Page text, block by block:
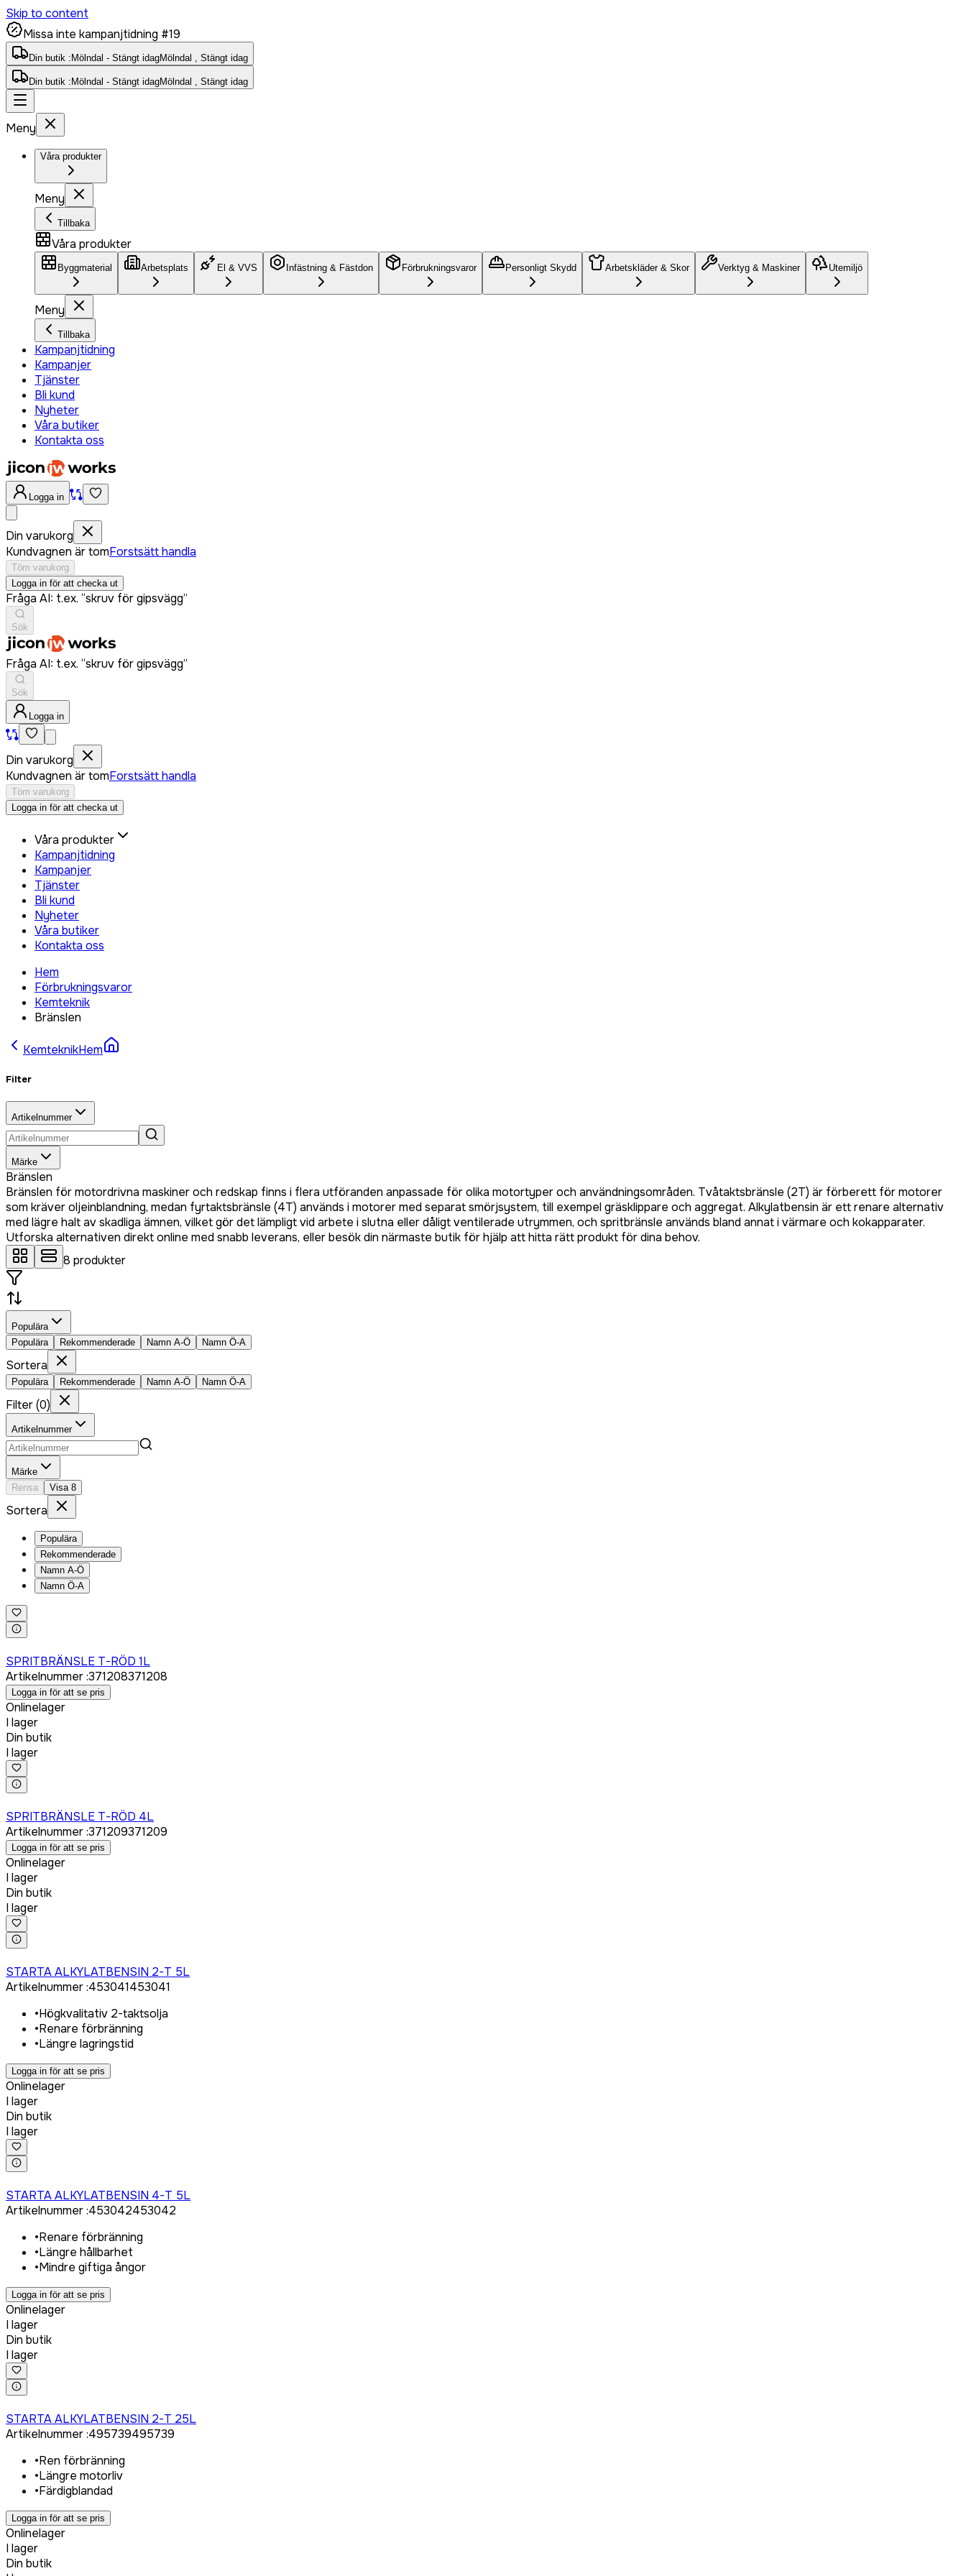
Skip to content
Missa inte kampanjtidning #19
Din butik : Mölndal - Stängt idagMölndal , Stängt idag
Din butik : Mölndal - Stängt idagMölndal , Stängt idag
Meny
Våra produkter
Meny
Tillbaka
Våra produkter
Byggmaterial Arbetsplats El & VVS Infästning & Fästdon Förbrukningsvaror Personligt Skydd Arbetskläder & Skor Verktyg & Maskiner Utemiljö
Meny
Tillbaka
Kampanjtidning
Kampanjer
Tjänster
Bli kund
Nyheter
Våra butiker
Kontakta oss
Logga in
Din varukorg
Kundvagnen är tomForstsätt handla
Töm varukorg
Logga in för att checka ut
Fråga AI: t.ex. “skruv för gipsvägg”
Sök
Fråga AI: t.ex. “skruv för gipsvägg”
Sök
Logga in
Din varukorg
Kundvagnen är tomForstsätt handla
Töm varukorg
Logga in för att checka ut
Våra produkter
Kampanjtidning
Kampanjer
Tjänster
Bli kund
Nyheter
Våra butiker
Kontakta oss
Hem
Förbrukningsvaror
Kemteknik
Bränslen
KemteknikHem
Filter
Artikelnummer
Märke
Bränslen
Bränslen för motordrivna maskiner och redskap finns i flera utföranden anpassade för olika motortyper och användningsområden. Tvåtaktsbränsle (2T) är förberett för motorer
som kräver oljeinblandning, medan fyrtaktsbränsle (4T) används i motorer med separat smörjsystem, till exempel gräsklippare och aggregat. Alkylatbensin är ett renare alternativ
med lägre halt av skadliga ämnen, vilket gör det lämpligt vid arbete i slutna eller dåligt ventilerade utrymmen, och spritbränsle används bland annat i värmare och kokapparater.
Utforska alternativen direkt online med snabb leverans, eller besök din närmaste butik för hjälp att hitta rätt produkt för dina behov.
8 produkter
Populära
Populära
Rekommenderade Namn A-Ö Namn Ö-A
Sortera
Populära Rekommenderade Namn A-Ö Namn Ö-A
Filter(0)
Artikelnummer
Märke
Rensa
Visa 8
Sortera
Populära
Rekommenderade
Namn A-Ö
Namn Ö-A
SPRITBRÄNSLE T-RÖD 1L
Artikelnummer:371208371208
Logga in för att se pris
Onlinelager
I lager
Din butik
I lager
SPRITBRÄNSLE T-RÖD 4L
Artikelnummer:371209371209
Logga in för att se pris
Onlinelager
I lager
Din butik
I lager
STARTA ALKYLATBENSIN 2-T 5L
Artikelnummer:453041453041
•Högkvalitativ 2-taktsolja
•Renare förbränning
•Längre lagringstid
Logga in för att se pris
Onlinelager
I lager
Din butik
I lager
STARTA ALKYLATBENSIN 4-T 5L
Artikelnummer:453042453042
•Renare förbränning
•Längre hållbarhet
•Mindre giftiga ångor
Logga in för att se pris
Onlinelager
I lager
Din butik
I lager
STARTA ALKYLATBENSIN 2-T 25L
Artikelnummer:495739495739
•Ren förbränning
•Längre motorliv
•Färdigblandad
Logga in för att se pris
Onlinelager
I lager
Din butik